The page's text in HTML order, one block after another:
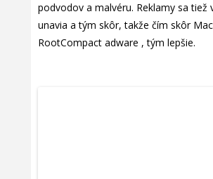
podvodov a malvéru. Reklamy sa tiež
unavia a tým skôr, takže čím skôr
RootCompact adware , tým lepšie.